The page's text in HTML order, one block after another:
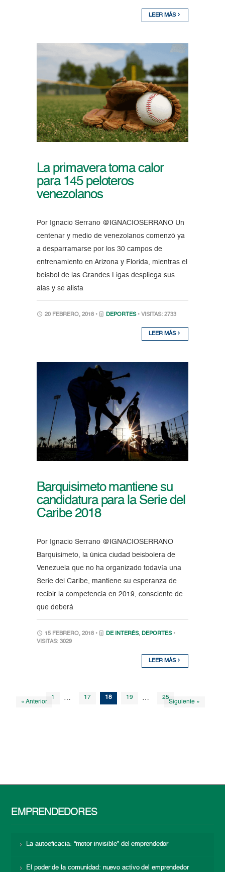
LEER MÁS
La primavera toma calor
para 145 peloteros
venezolanos
Por Ignacio Serrano @IGNACIOSERRANO Un
centenar y medio de venezolanos comenzó ya
a desparramarse por los 30 campos de
entrenamiento en Arizona y Florida, mientras el
beisbol de las Grandes Ligas despliega sus
alas y se alista
20 FEBRERO, 2018 • DEPORTES • VISITAS: 2733
LEER MÁS
Barquisimeto mantiene su
candidatura para la Serie del
Caribe 2018
Por Ignacio Serrano @IGNACIOSERRANO
Barquisimeto, la única ciudad beisbolera de
Venezuela que no ha organizado todavía una
Serie del Caribe, mantiene su esperanza de
recibir la competencia en 2019, consciente de
que deberá
15 FEBRERO, 2018 • DE INTERÉS, DEPORTES •
VISITAS: 3029
LEER MÁS
« Anterior
1 … 17 18 19 … 25
Siguiente »
EMPRENDEDORES
La autoeficacia: “motor invisible” del emprendedor
El poder de la comunidad: nuevo activo del emprendedor